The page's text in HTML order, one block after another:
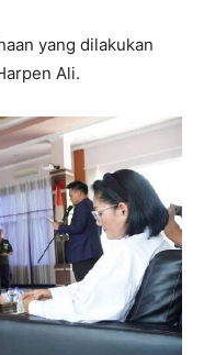
yang dilakukan
Ali.